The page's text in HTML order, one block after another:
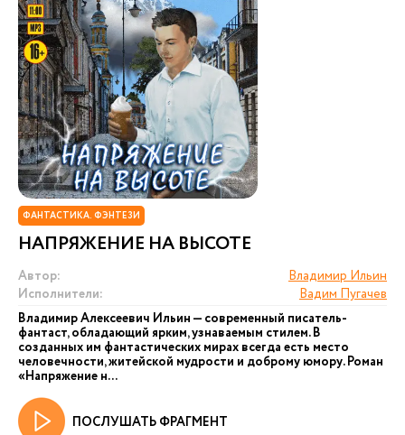
ФАНТАСТИКА. ФЭНТЕЗИ
НАПРЯЖЕНИЕ НА ВЫСОТЕ
Автор:
Владимир Ильин
Исполнители:
Вадим Пугачев
Владимир Алексеевич Ильин — современный писатель-
фантаст, обладающий ярким, узнаваемым стилем. В
созданных им фантастических мирах всегда есть место
человечности, житейской мудрости и доброму юмору. Роман
«Напряжение н...
ПОСЛУШАТЬ ФРАГМЕНТ